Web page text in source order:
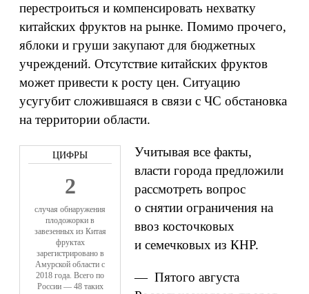
перестроиться и компенсировать нехватку
китайских фруктов на рынке. Помимо прочего,
яблоки и груши закупают для бюджетных
учреждений. Отсутствие китайских фруктов
может привести к росту цен. Ситуацию
усугубит сложившаяся в связи с ЧС обстановка
на территории области.
2
случая обнаружения
плодожорки в
завезенных из Китая
фруктах
зарегистрировано в
Амурской области с
2018 года. Всего по
России — 48 таких
Учитывая все факты,
власти города предложили
рассмотреть вопрос
о снятии ограничения на
ввоз косточковых
и семечковых из КНР.
— Пятого августа